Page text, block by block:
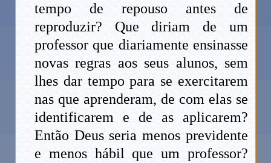
tempo de repouso antes de
reproduzir? Que diriam de um
professor que diariamente ensinasse
novas regras aos seus alunos, sem
lhes dar tempo para se exercitarem
nas que aprenderam, de com elas se
identificarem e de as aplicarem?
Então Deus seria menos previdente
e menos hábil que um professor?